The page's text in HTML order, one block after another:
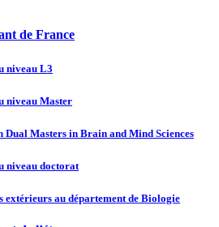
de France
niveau L3
niveau Master
Dual Masters in Brain and Mind Sciences
niveau doctorat
extérieurs au département de Biologie